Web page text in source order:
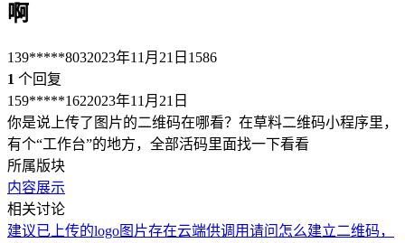
啊
139*****8032023年11月21日 1586
1 个回复
159*****1622023年11月21日
你是说上传了图片的二维码在哪看？在草料二维码小程序里，
有个“工作台”的地方，全部活码里面找一下看看
所属版块
内容展示
相关讨论
建议已上传的logo图片存在云端供调用请问怎么建立二维码，